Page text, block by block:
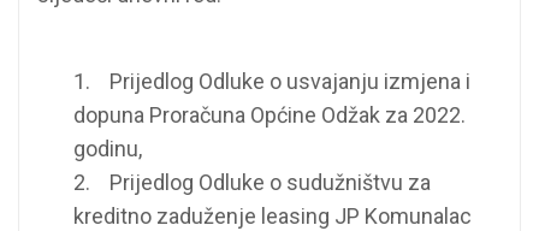
1. Prijedlog Odluke o usvajanju izmjena i
dopuna Proračuna Općine Odžak za 2022.
godinu,
2. Prijedlog Odluke o sudužništvu za
kreditno zaduženje leasing JP Komunalac